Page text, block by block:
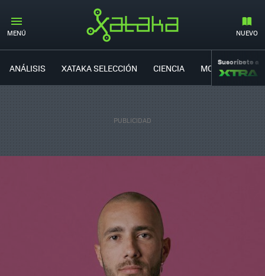
MENÚ NUEVO
ANÁLISIS XATAKA SELECCIÓN CIENCIA MOVILIDAD
Suscríbete a